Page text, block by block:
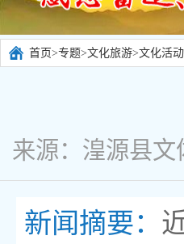
首页>专题>文化旅游>文化活动
来源：湟源县
新闻摘要：